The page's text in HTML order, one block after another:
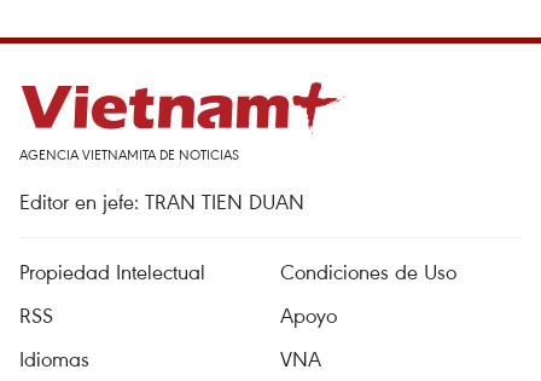
AGENCIA VIETNAMITA DE NOTICIAS
Editor en jefe: TRAN TIEN DUAN
Propiedad Intelectual
Condiciones de Uso
RSS
Apoyo
Idiomas
VNA